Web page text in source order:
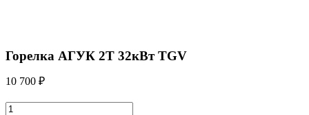
Горелка АГУК 2Т 32кВт TGV
10 700 ₽
Количество